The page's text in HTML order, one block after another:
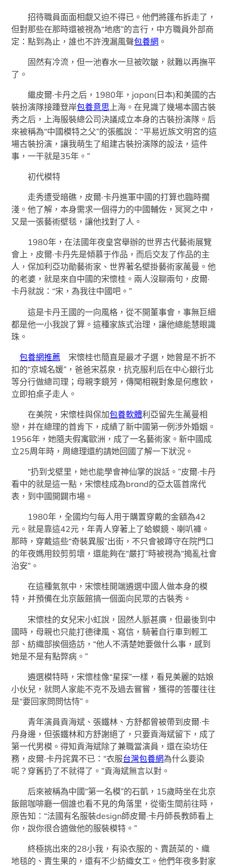
招待職員面面相覷又迫不得已。他們將篷布拆走了，
但對那些在那時還被視為“地痞”的言行，中方職員外部商
定：點到為止，誰也不許洩漏風聲包養網 。
固然有冷流，但一池春水一旦被吹皺，就難以再撫平
了。
繼皮爾·卡丹之后，1980年，japan(日本)和美國的古
裝扮演隊接踵登岸包養意思 上海。在見識了幾場本國古裝
秀之后，上海服裝總公司決議成立本身的古裝扮演隊。后
來被稱為“中國模特之父”的張艦說：“平易近族文明宮的這
場古裝扮演，讓我萌生了組建古裝扮演隊的設法，這件
事，一干就是35年。”
初代模特
走秀遭受暗礁，皮爾·卡丹進軍中國的打算也臨時擱
淺。他了解，本身需求一個得力的中國輔佐，冥冥之中，
又是一張藝術壁毯，讓他找對了人。
1980年，在法國年夜皇宮舉辦的世界古代藝術展覽
會上，皮爾·卡丹先是傾慕于作品，而后交友了作品的主
人，保加利亞功勛藝術家、世界著名壁掛藝術家萬曼。他
的老婆，就是來自中國的宋懷桂。兩人沒聊兩句，皮爾·
卡丹就說：“宋，為我往中國吧。”
這是卡丹王國的一向風格，從不開董事會，事無巨細
都是他一小我說了算。這種家族式治理，讓他總能慧眼識
珠。
包養網推薦 宋懷桂也簡直是最才子選，她曾是不折不
扣的“京城名媛”，爸爸宋荔泉，抗克服利后在中心銀行北
等分行做總司理；母親李鏡芳，傳聞相親對象是何應欽，
立即拍桌子走人。
在美院，宋懷桂與保加包養軟體利亞留先生萬曼相
戀，并在總理的首肯下，成績了新中國第一例涉外婚姻。
1956年，她隨夫假寓歐洲，成了一名藝術家。新中國成
立25周年時，周總理還約請她回國了解一下狀況。
“扔到戈壁里，她也能學會神仙掌的說話。”皮爾·卡丹
看中的就是這一點，宋懷桂成為brand的亞太區首席代
表，到中國開闢市場。
1980年，全國均勻每人用于購置穿戴的金額為42
元。就是靠這42元，年青人穿著上了蛤蟆鏡、喇叭褲。
那時，穿戴這些“奇裝異服”出街，不只會被蹲守在院門口
的年夜媽用鉸剪剪壞，還能夠在“嚴打”時被視為“搗亂社會
治安”。
在這種氣氛中，宋懷桂開端遴選中國人做本身的模
特，并預備在北京飯館搞一個面向民眾的古裝秀。
宋懷桂的女兒宋小虹說，固然人脈甚廣，但最後到中
國時，母親也只能打德律風、寫信，騎著自行車到輕工
部、紡織部挨個造訪，“他人不清楚她要做什么事，感到
她是不是有點弊病。”
遴選模特時，宋懷桂像“星探”一樣，看見美麗的姑娘
小伙兒，就問人家能不克不及過去嘗嘗，獲得的答覆往往
是“要回家問問怙恃”。
青年演員貢海斌、張鐵林、方舒都曾被帶到皮爾·卡
丹身邊，但張鐵林和方舒謝絕了，只要貢海斌留下，成了
第一代男模。得知貢海斌除了兼職當演員，還在染坊任
務，皮爾·卡丹詫異不已：“衣服台灣包養網為什么要染
呢？穿舊扔了不就得了。”貢海斌無言以對。
后來被稱為中國“第一名模”的石凱，15歲時坐在北京
飯館咖啡廳一個誰也看不見的角落里，從衛生間前往時，
原告知：“法國有名服裝design師皮爾·卡丹師長教師看上
你，說你很合適做他的服裝模特。”
終極挑出來的28小我，有染衣服的、賣蔬菜的、織
地毯的、賣生果的，還有不少紡織女工。他們年夜多對家